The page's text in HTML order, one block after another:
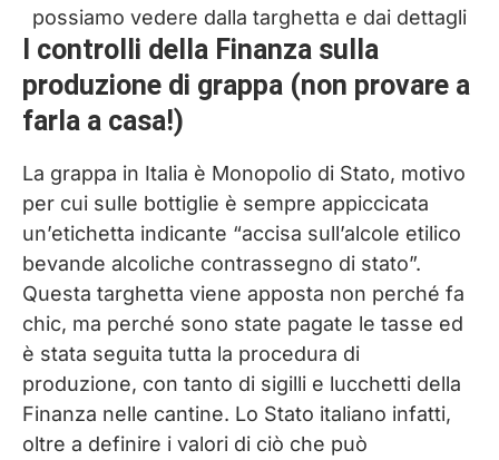
possiamo vedere dalla targhetta e dai dettagli
I controlli della Finanza sulla
produzione di grappa (non provare a
farla a casa!)
La grappa in Italia è Monopolio di Stato, motivo
per cui sulle bottiglie è sempre appiccicata
un’etichetta indicante “accisa sull’alcole etilico
bevande alcoliche contrassegno di stato”.
Questa targhetta viene apposta non perché fa
chic, ma perché sono state pagate le tasse ed
è stata seguita tutta la procedura di
produzione, con tanto di sigilli e lucchetti della
Finanza nelle cantine. Lo Stato italiano infatti,
oltre a definire i valori di ciò che può